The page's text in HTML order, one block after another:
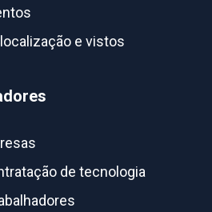
e vistos
de tecnologia